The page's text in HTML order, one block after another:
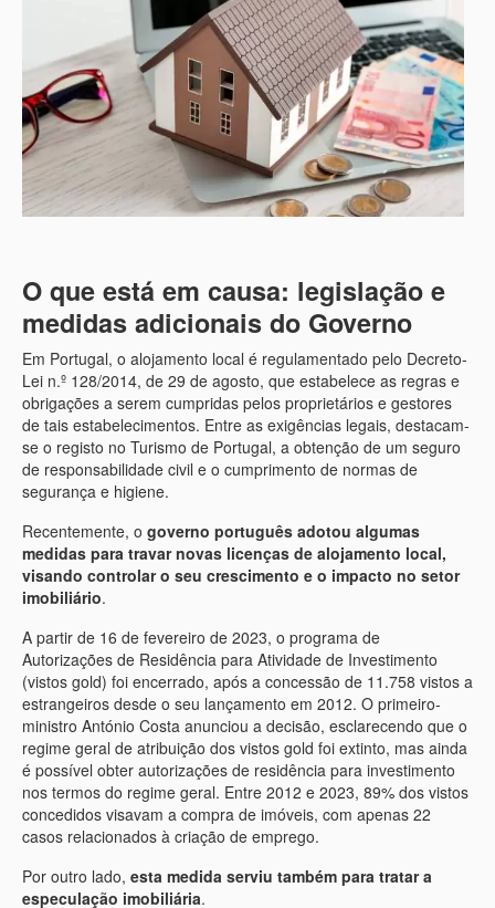
O que está em causa: legislação e
medidas adicionais do Governo
Em Portugal, o alojamento local é regulamentado pelo Decreto-
Lei n.º 128/2014, de 29 de agosto, que estabelece as regras e
obrigações a serem cumpridas pelos proprietários e gestores
de tais estabelecimentos. Entre as exigências legais, destacam-
se o registo no Turismo de Portugal, a obtenção de um seguro
de responsabilidade civil e o cumprimento de normas de
segurança e higiene.
Recentemente, o governo português adotou algumas
medidas para travar novas licenças de alojamento local,
visando controlar o seu crescimento e o impacto no setor
imobiliário.
A partir de 16 de fevereiro de 2023, o programa de
Autorizações de Residência para Atividade de Investimento
(vistos gold) foi encerrado, após a concessão de 11.758 vistos a
estrangeiros desde o seu lançamento em 2012. O primeiro-
ministro António Costa anunciou a decisão, esclarecendo que o
regime geral de atribuição dos vistos gold foi extinto, mas ainda
é possível obter autorizações de residência para investimento
nos termos do regime geral. Entre 2012 e 2023, 89% dos vistos
concedidos visavam a compra de imóveis, com apenas 22
casos relacionados à criação de emprego.
Por outro lado, esta medida serviu também para tratar a
especulação imobiliária.